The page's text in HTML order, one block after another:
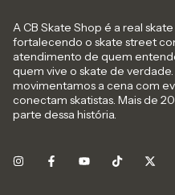
A CB Skate Shop é a real
fortalecendo o skate street
atendimento de quem
quem vive o skate de
movimentamos a cena com
conectam skatistas. Mais de
parte dessa história.